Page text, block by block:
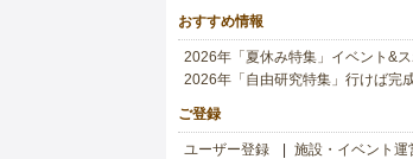
おすすめ情報
2026年「夏休み特集」イベント&
2026年「自由研究特集」行けば完
ご登録
ユーザー登録 施設・イベント